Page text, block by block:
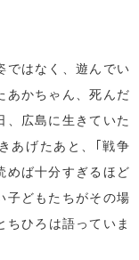
ではなく、遊んでい
あかちゃん、死んだ
、広島に生きていた
あげたあと、｢戦争
めば十分すぎるほど
子どもたちがその場
ひろは語っていま